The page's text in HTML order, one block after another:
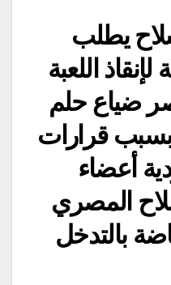
يطلب
اللعبة
ضياع حلم
بسبب قرارات
أعضاء
المصري
بالتدخل